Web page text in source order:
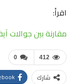
اقرأ:
مقارنة بين جوالات
0 412
شارك